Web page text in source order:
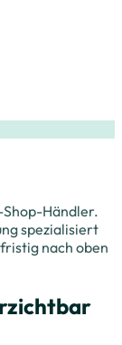
Händler.
spezialisiert
nach oben